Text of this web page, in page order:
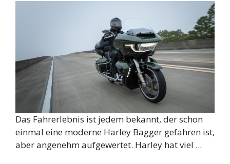
Das Fahrerlebnis ist jedem bekannt, der schon
einmal eine moderne Harley Bagger gefahren ist,
aber angenehm aufgewertet. Harley hat viel ...